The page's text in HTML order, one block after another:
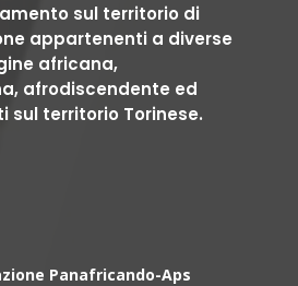
sul territorio di
appartenenti a diverse
africana,
afrodiscendente ed
sul territorio Torinese.
Panafricando-Aps